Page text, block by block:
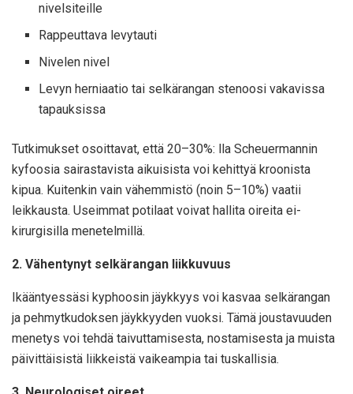
nivelsiteille
Rappeuttava levytauti
Nivelen nivel
Levyn herniaatio tai selkärangan stenoosi vakavissa
tapauksissa
Tutkimukset osoittavat, että 20–30%: lla Scheuermannin
kyfoosia sairastavista aikuisista voi kehittyä kroonista
kipua. Kuitenkin vain vähemmistö (noin 5–10%) vaatii
leikkausta. Useimmat potilaat voivat hallita oireita ei-
kirurgisilla menetelmillä.
2. Vähentynyt selkärangan liikkuvuus
Ikääntyessäsi kyphoosin jäykkyys voi kasvaa selkärangan
ja pehmytkudoksen jäykkyyden vuoksi. Tämä joustavuuden
menetys voi tehdä taivuttamisesta, nostamisesta ja muista
päivittäisistä liikkeistä vaikeampia tai tuskallisia.